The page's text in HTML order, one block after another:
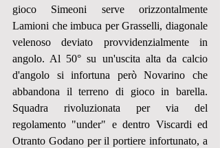
gioco Simeoni serve orizzontalmente
Lamioni che imbuca per Grasselli, diagonale
velenoso deviato provvidenzialmente in
angolo. Al 50° su un'uscita alta da calcio
d'angolo si infortuna però Novarino che
abbandona il terreno di gioco in barella.
Squadra rivoluzionata per via del
regolamento "under" e dentro Viscardi ed
Otranto Godano per il portiere infortunato, a